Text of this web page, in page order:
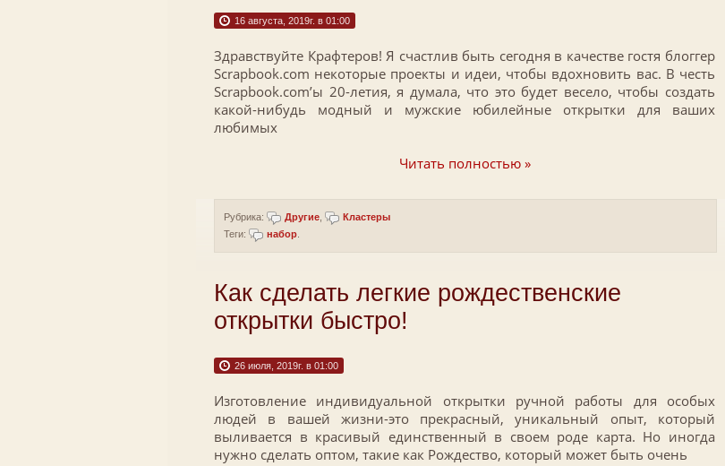
16 августа, 2019г. в 01:00
Здравствуйте Крафтеров! Я счастлив быть сегодня в качестве гостя блоггер
Scrapbook.com некоторые проекты и идеи, чтобы вдохновить вас. В честь
Scrapbook.com’ы 20-летия, я думала, что это будет весело, чтобы создать
какой-нибудь модный и мужские юбилейные открытки для ваших
любимых
Читать полностью »
Рубрика: Другие
Кластеры
Теги:
набор
Как сделать легкие рождественские
открытки быстро!
26 июля, 2019г. в 01:00
Изготовление индивидуальной открытки ручной работы для особых
людей в вашей жизни-это прекрасный, уникальный опыт, который
выливается в красивый единственный в своем роде карта. Но иногда
нужно сделать оптом, такие как Рождество, который может быть очень